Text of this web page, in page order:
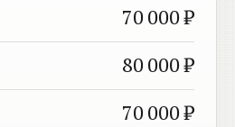
70 000 ₽
80 000 ₽
70 000 ₽